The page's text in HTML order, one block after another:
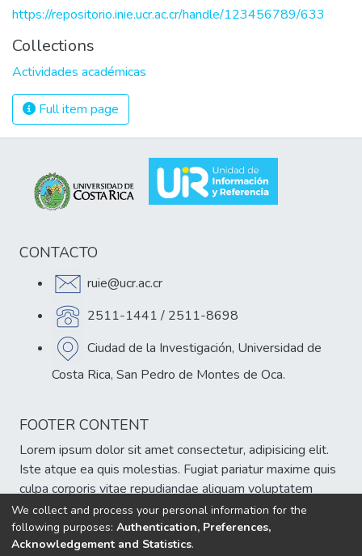
https://repositorio.inie.ucr.ac.cr/handle/123456789/633
Collections
Actividades académicas
Full item page
CONTACTO
ruie@ucr.ac.cr
2511-1441 / 2511-8698
Ciudad de la Investigación, Universidad de
Costa Rica, San Pedro de Montes de Oca.
FOOTER CONTENT
Lorem ipsum dolor sit amet consectetur, adipisicing elit.
Iste atque ea quis molestias. Fugiat pariatur maxime quis
culpa corporis vitae repudiandae aliquam voluptatem
veniam, est atque cumque eum delectus sint!
We collect and process your personal information for the
following purposes: Authentication, Preferences,
Acknowledgement and Statistics.